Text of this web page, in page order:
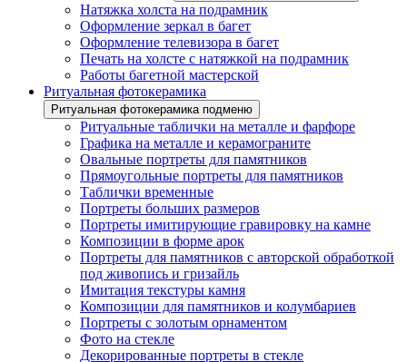
Натяжка холста на подрамник
Оформление зеркал в багет
Оформление телевизора в багет
Печать на холсте с натяжкой на подрамник
Работы багетной мастерской
Ритуальная фотокерамика
Ритуальная фотокерамика подменю
Ритуальные таблички на металле и фарфоре
Графика на металле и керамограните
Овальные портреты для памятников
Прямоугольные портреты для памятников
Таблички временные
Портреты больших размеров
Портреты имитирующие гравировку на камне
Композиции в форме арок
Портреты для памятников с авторской обработкой
под живопись и гризайль
Имитация текстуры камня
Композиции для памятников и колумбариев
Портреты с золотым орнаментом
Фото на стекле
Декорированные портреты в стекле